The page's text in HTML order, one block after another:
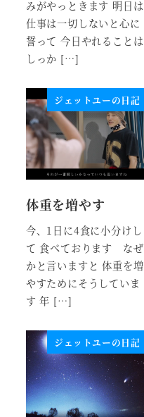
みがやっときます 明日は
仕事は一切しないと心に
誓って 今日やれることは
しっか […]
ジェットユーの日記
体重を増やす
今、1日に4食に小分けし
て 食べております なぜ
かと言いますと 体重を増
やすためにそうしていま
す 年 […]
ジェットユーの日記